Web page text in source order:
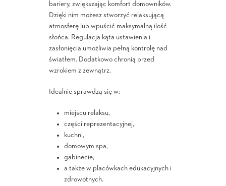
bariery, zwiększając komfort domowników.
Dzięki nim możesz stworzyć relaksującą
atmosferę lub wpuścić maksymalną ilość
słońca. Regulacja kąta ustawienia i
zasłonięcia umożliwia pełną kontrolę nad
światłem. Dodatkowo chronią przed
wzrokiem z zewnątrz.
Idealnie sprawdzą się w:
miejscu relaksu,
części reprezentacyjnej,
kuchni,
domowym spa,
gabinecie,
a także w placówkach edukacyjnych i
zdrowotnych.